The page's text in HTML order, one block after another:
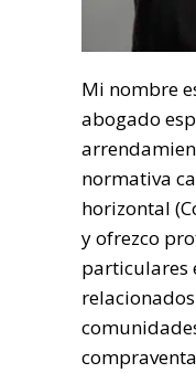
Mi nombre
abogado
normativa
horizontal
y ofrezco
particulares